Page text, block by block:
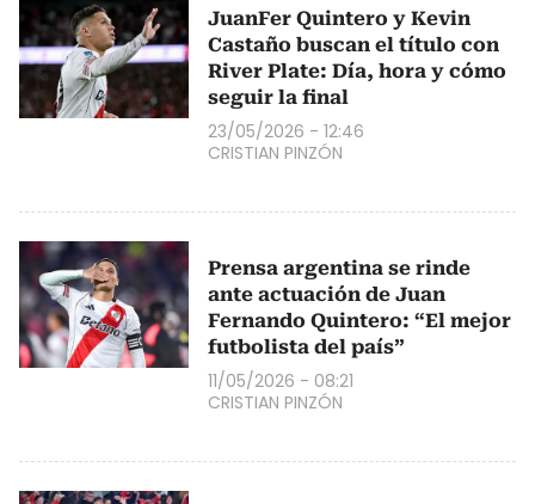
JuanFer Quintero y Kevin
Castaño buscan el título con
River Plate: Día, hora y cómo
seguir la final
23/05/2026 - 12:46
CRISTIAN PINZÓN
Prensa argentina se rinde
ante actuación de Juan
Fernando Quintero: “El mejor
futbolista del país”
11/05/2026 - 08:21
CRISTIAN PINZÓN